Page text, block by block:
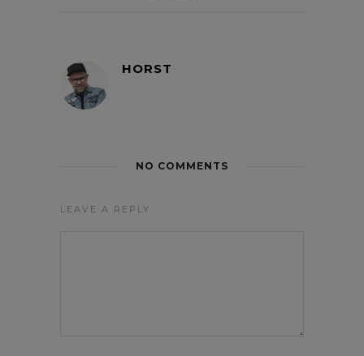
HORST
NO COMMENTS
LEAVE A REPLY